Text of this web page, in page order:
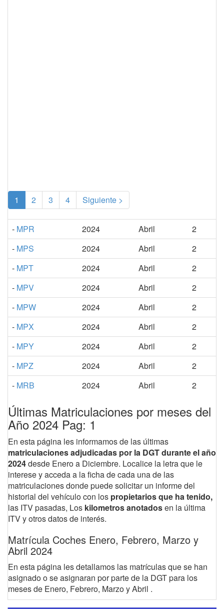
1 (current)
2 3 4 Siguiente >
- MPR 2024 Abril
2
- MPS 2024 Abril
2
- MPT 2024 Abril
2
- MPV 2024 Abril
2
- MPW 2024 Abril
2
- MPX 2024 Abril
2
- MPY 2024 Abril
2
- MPZ 2024 Abril
2
- MRB 2024 Abril 2
Últimas Matriculaciones por meses del
Año 2024 Pag: 1
En esta página les informamos de las últimas
matriculaciones adjudicadas por la DGT durante el año
2024desde Enero a Diciembre. Localice la letra que le
interese y acceda a la ficha de cada una de las
matriculaciones donde puede solicitar un informe del
historial del vehículo con los propietarios que ha tenido,
las ITV pasadas, Los kilometros anotadosen la última
ITV y otros datos de interés.
Matrícula Coches Enero, Febrero, Marzo y
Abril 2024
En esta página les detallamos las matrículas que se han
asignado o se asignaran por parte de la DGT para los
meses de Enero, Febrero, Marzo y Abril .